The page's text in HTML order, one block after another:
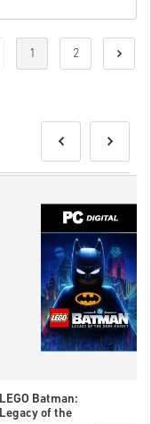
1 2
LEGO Batman:
Legacy of the